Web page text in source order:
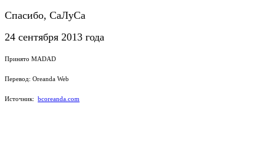
Спасибо, СаЛуСа
24 сентября 2013 года
Принято MADAD
Перевод: Oreanda Web
Источник: bcoreanda.com